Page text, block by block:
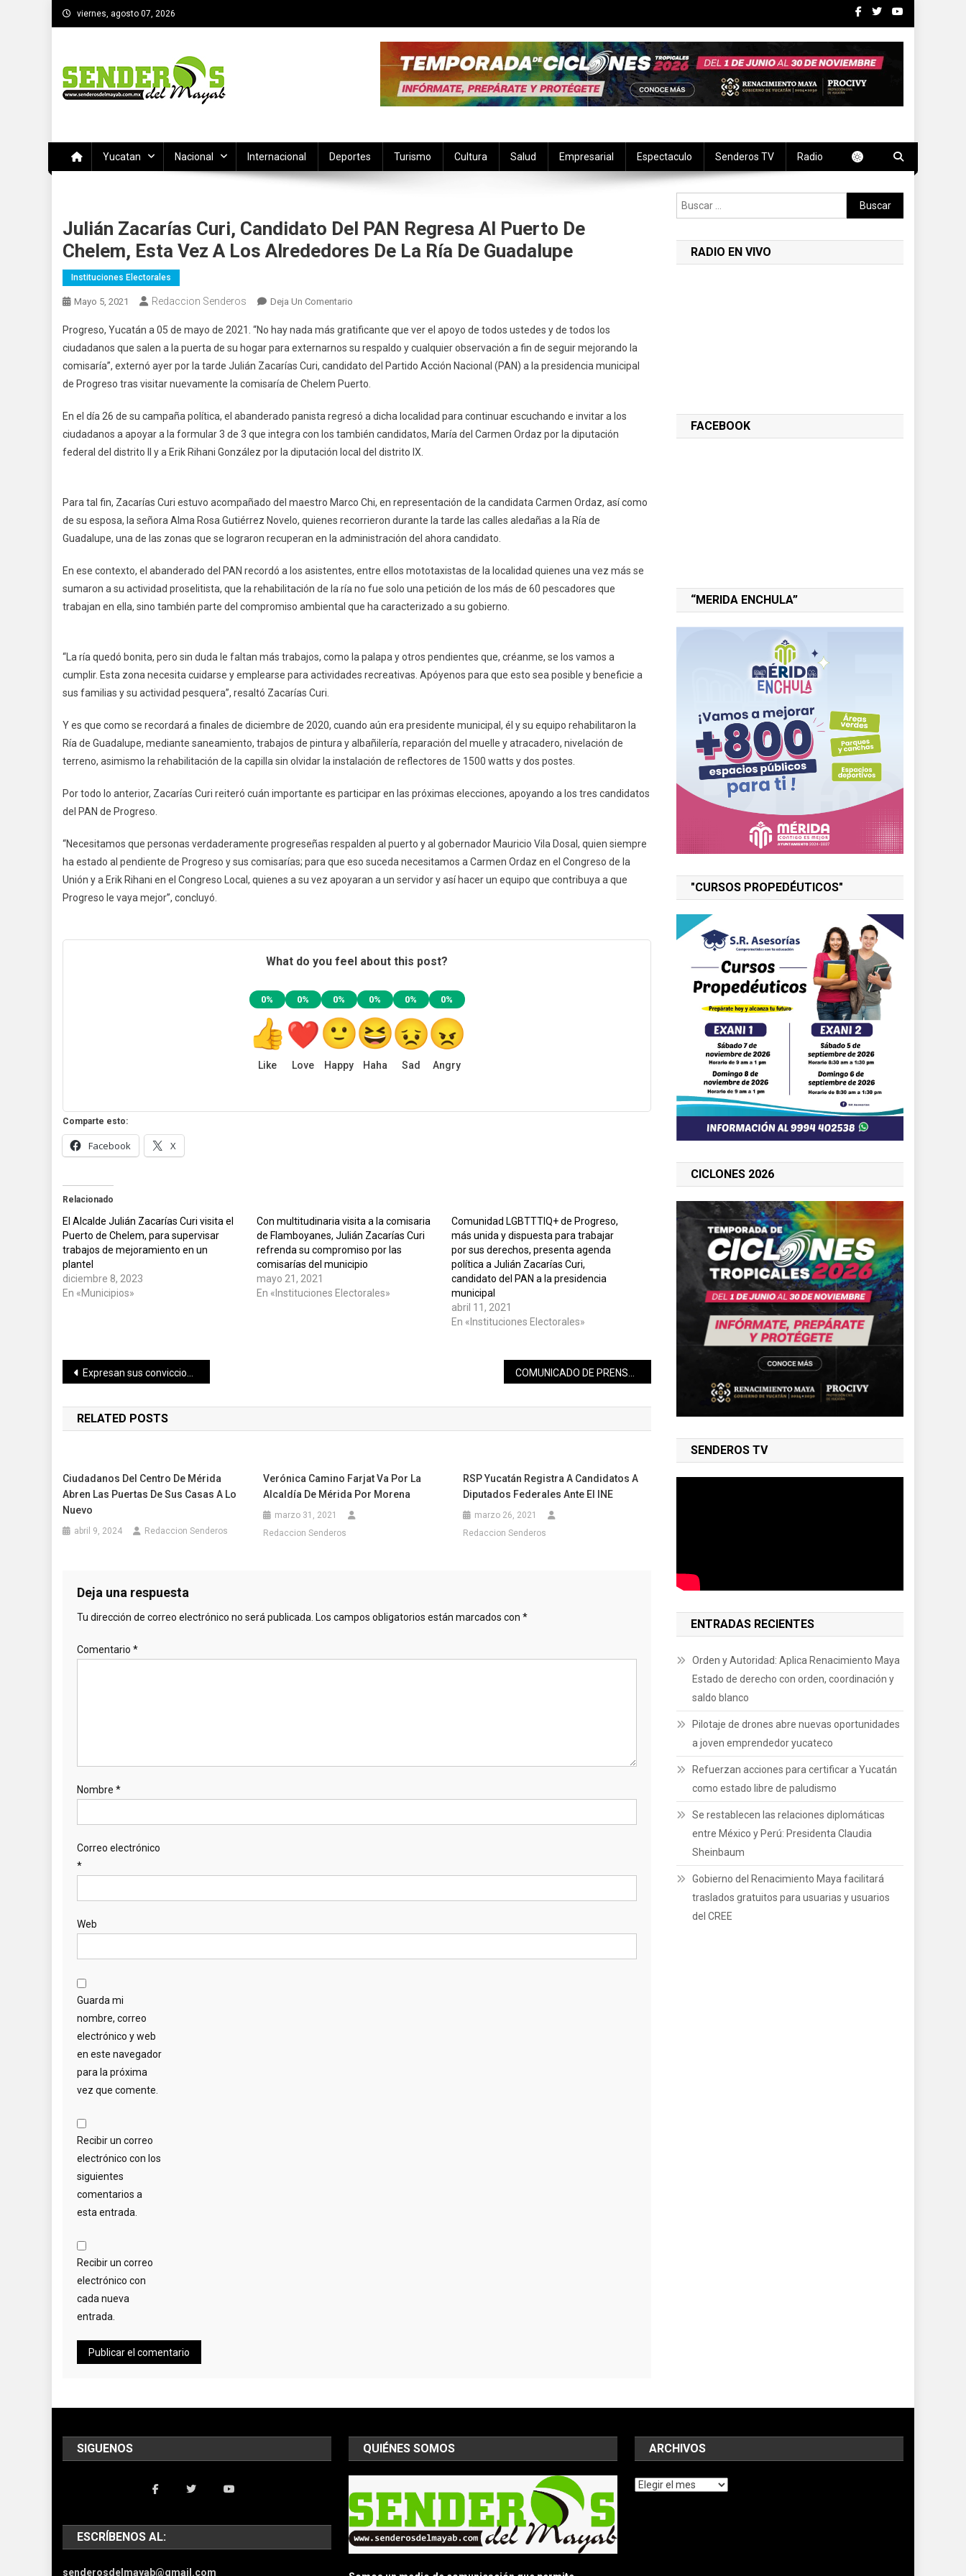
Saltar
al
viernes, agosto 07, 2026
Yucatan Nacional Internacional Deportes Turismo Cultura Salud Empresarial Espectaculo Senderos TV Radio
Julián Zacarías Curi, Candidato Del PAN Regresa Al Puerto De
Chelem, Esta Vez A Los Alrededores De La Ría De Guadalupe
Instituciones Electorales
Mayo 5, 2021 Redaccion Senderos Deja Un Comentario
Zacarías
Curi,
Candidato
Del
Regresa
Al
Puerto
Esta
Vez
Alrededores
Ría
Progreso, Yucatán a 05 de mayo de 2021. “No hay nada más gratificante que ver el apoyo de todos ustedes y de todos los
ciudadanos que salen a la puerta de su hogar para externarnos su respaldo y cualquier observación a fin de seguir mejorando la
comisaría”, externó ayer por la tarde Julián Zacarías Curi, candidato del Partido Acción Nacional (PAN) a la presidencia municipal
de Progreso tras visitar nuevamente la comisaría de Chelem Puerto.
En el día 26 de su campaña política, el abanderado panista regresó a dicha localidad para continuar escuchando e invitar a los
ciudadanos a apoyar a la formular 3 de 3 que integra con los también candidatos, María del Carmen Ordaz por la diputación
federal del distrito II y a Erik Rihani González por la diputación local del distrito IX.
Para tal fin, Zacarías Curi estuvo acompañado del maestro Marco Chi, en representación de la candidata Carmen Ordaz, así como
de su esposa, la señora Alma Rosa Gutiérrez Novelo, quienes recorrieron durante la tarde las calles aledañas a la Ría de
Guadalupe, una de las zonas que se lograron recuperan en la administración del ahora candidato.
En ese contexto, el abanderado del PAN recordó a los asistentes, entre ellos mototaxistas de la localidad quienes una vez más se
sumaron a su actividad proselitista, que la rehabilitación de la ría no fue solo una petición de los más de 60 pescadores que
trabajan en ella, sino también parte del compromiso ambiental que ha caracterizado a su gobierno.
“La ría quedó bonita, pero sin duda le faltan más trabajos, como la palapa y otros pendientes que, créanme, se los vamos a
cumplir. Esta zona necesita cuidarse y emplearse para actividades recreativas. Apóyenos para que esto sea posible y beneficie a
sus familias y su actividad pesquera”, resaltó Zacarías Curi.
Y es que como se recordará a finales de diciembre de 2020, cuando aún era presidente municipal, él y su equipo rehabilitaron la
Ría de Guadalupe, mediante saneamiento, trabajos de pintura y albañilería, reparación del muelle y atracadero, nivelación de
terreno, asimismo la rehabilitación de la capilla sin olvidar la instalación de reflectores de 1500 watts y dos postes.
Por todo lo anterior, Zacarías Curi reiteró cuán importante es participar en las próximas elecciones, apoyando a los tres candidatos
del PAN de Progreso.
“Necesitamos que personas verdaderamente progreseñas respalden al puerto y al gobernador Mauricio Vila Dosal, quien siempre
ha estado al pendiente de Progreso y sus comisarías; para que eso suceda necesitamos a Carmen Ordaz en el Congreso de la
Unión y a Erik Rihani en el Congreso Local, quienes a su vez apoyaran a un servidor y así hacer un equipo que contribuya a que
Progreso le vaya mejor”, concluyó.
What do you feel about this post?
0%
Like
0%
Love
0%
Happy
0%
Haha
0%
Sad
0%
Angry
Comparte esto:
Facebook X
Relacionado
El Alcalde Julián Zacarías Curi visita el
Puerto de Chelem, para supervisar
trabajos de mejoramiento en un
plantel
diciembre 8, 2023
En «Municipios»
Con multitudinaria visita a la comisaria
de Flamboyanes, Julián Zacarías Curi
refrenda su compromiso por las
comisarías del municipio
mayo 21, 2021
En «Instituciones Electorales»
Comunidad LGBTTTIQ+ de Progreso,
más unida y dispuesta para trabajar
por sus derechos, presenta agenda
política a Julián Zacarías Curi,
candidato del PAN a la presidencia
municipal
abril 11, 2021
En «Instituciones Electorales»
Navegación
de
entradas
Expresan sus convicciones junto con Cecilia Patrón las mujeres del oriente de Mérida
RELATED POSTS
Ciudadanos Del Centro De Mérida
Abren Las Puertas De Sus Casas A Lo
Nuevo
abril 9, 2024 Redaccion Senderos
Verónica Camino Farjat Va Por La
Alcaldía De Mérida Por Morena
marzo 31, 2021
Redaccion Senderos
RSP Yucatán Registra A Candidatos A
Diputados Federales Ante El INE
marzo 26, 2021
Redaccion Senderos
Deja una respuesta
Tu dirección de correo electrónico no será publicada. Los campos obligatorios están marcados con *
Comentario *
Nombre *
Correo electrónico
*
Web
Guarda mi
nombre, correo
electrónico y web
en este navegador
para la próxima
vez que comente.
Recibir un correo
electrónico con los
siguientes
comentarios a
esta entrada.
Recibir un correo
electrónico con
cada nueva
entrada.
Buscar:
RADIO EN VIVO
FACEBOOK
“MERIDA ENCHULA”
"CURSOS PROPEDÉUTICOS"
CICLONES 2026
SENDEROS TV
ENTRADAS RECIENTES
Orden y Autoridad: Aplica Renacimiento Maya
Estado de derecho con orden, coordinación y
saldo blanco
Pilotaje de drones abre nuevas oportunidades
a joven emprendedor yucateco
Refuerzan acciones para certificar a Yucatán
como estado libre de paludismo
Se restablecen las relaciones diplomáticas
entre México y Perú: Presidenta Claudia
Sheinbaum
Gobierno del Renacimiento Maya facilitará
traslados gratuitos para usuarias y usuarios
del CREE
SIGUENOS
ESCRÍBENOS AL:
senderosdelmayab@gmail.com
QUIÉNES SOMOS ARCHIVOS
Archivos